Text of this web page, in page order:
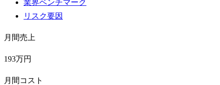
業界ベンチマーク
リスク要因
月間売上
193万円
月間コスト